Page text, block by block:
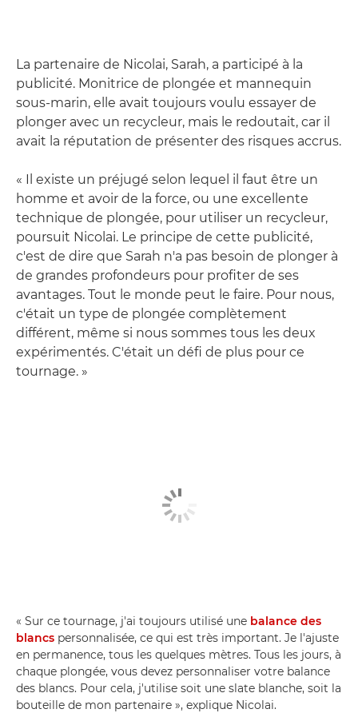
La partenaire de Nicolai, Sarah, a participé à la
publicité. Monitrice de plongée et mannequin
sous-marin, elle avait toujours voulu essayer de
plonger avec un recycleur, mais le redoutait, car il
avait la réputation de présenter des risques accrus.
« Il existe un préjugé selon lequel il faut être un
homme et avoir de la force, ou une excellente
technique de plongée, pour utiliser un recycleur,
poursuit Nicolai. Le principe de cette publicité,
c'est de dire que Sarah n'a pas besoin de plonger à
de grandes profondeurs pour profiter de ses
avantages. Tout le monde peut le faire. Pour nous,
c'était un type de plongée complètement
différent, même si nous sommes tous les deux
expérimentés. C'était un défi de plus pour ce
tournage. »
« Sur ce tournage, j'ai toujours utilisé une balance des
blancs personnalisée, ce qui est très important. Je l'ajuste
en permanence, tous les quelques mètres. Tous les jours, à
chaque plongée, vous devez personnaliser votre balance
des blancs. Pour cela, j'utilise soit une slate blanche, soit la
bouteille de mon partenaire », explique Nicolai.